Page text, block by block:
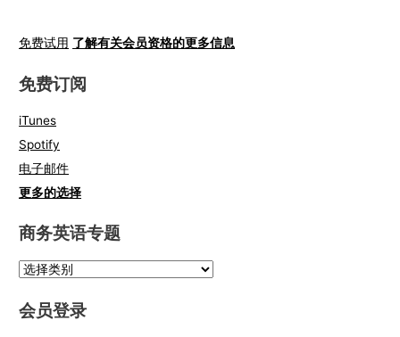
免费试用 了解有关会员资格的更多信息
免费订阅
iTunes
Spotify
电子邮件
更多的选择
商务英语专题
会员登录